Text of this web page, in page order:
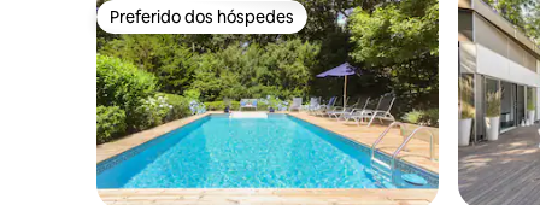
Preferido dos hóspedes
Preferido dos hóspedes